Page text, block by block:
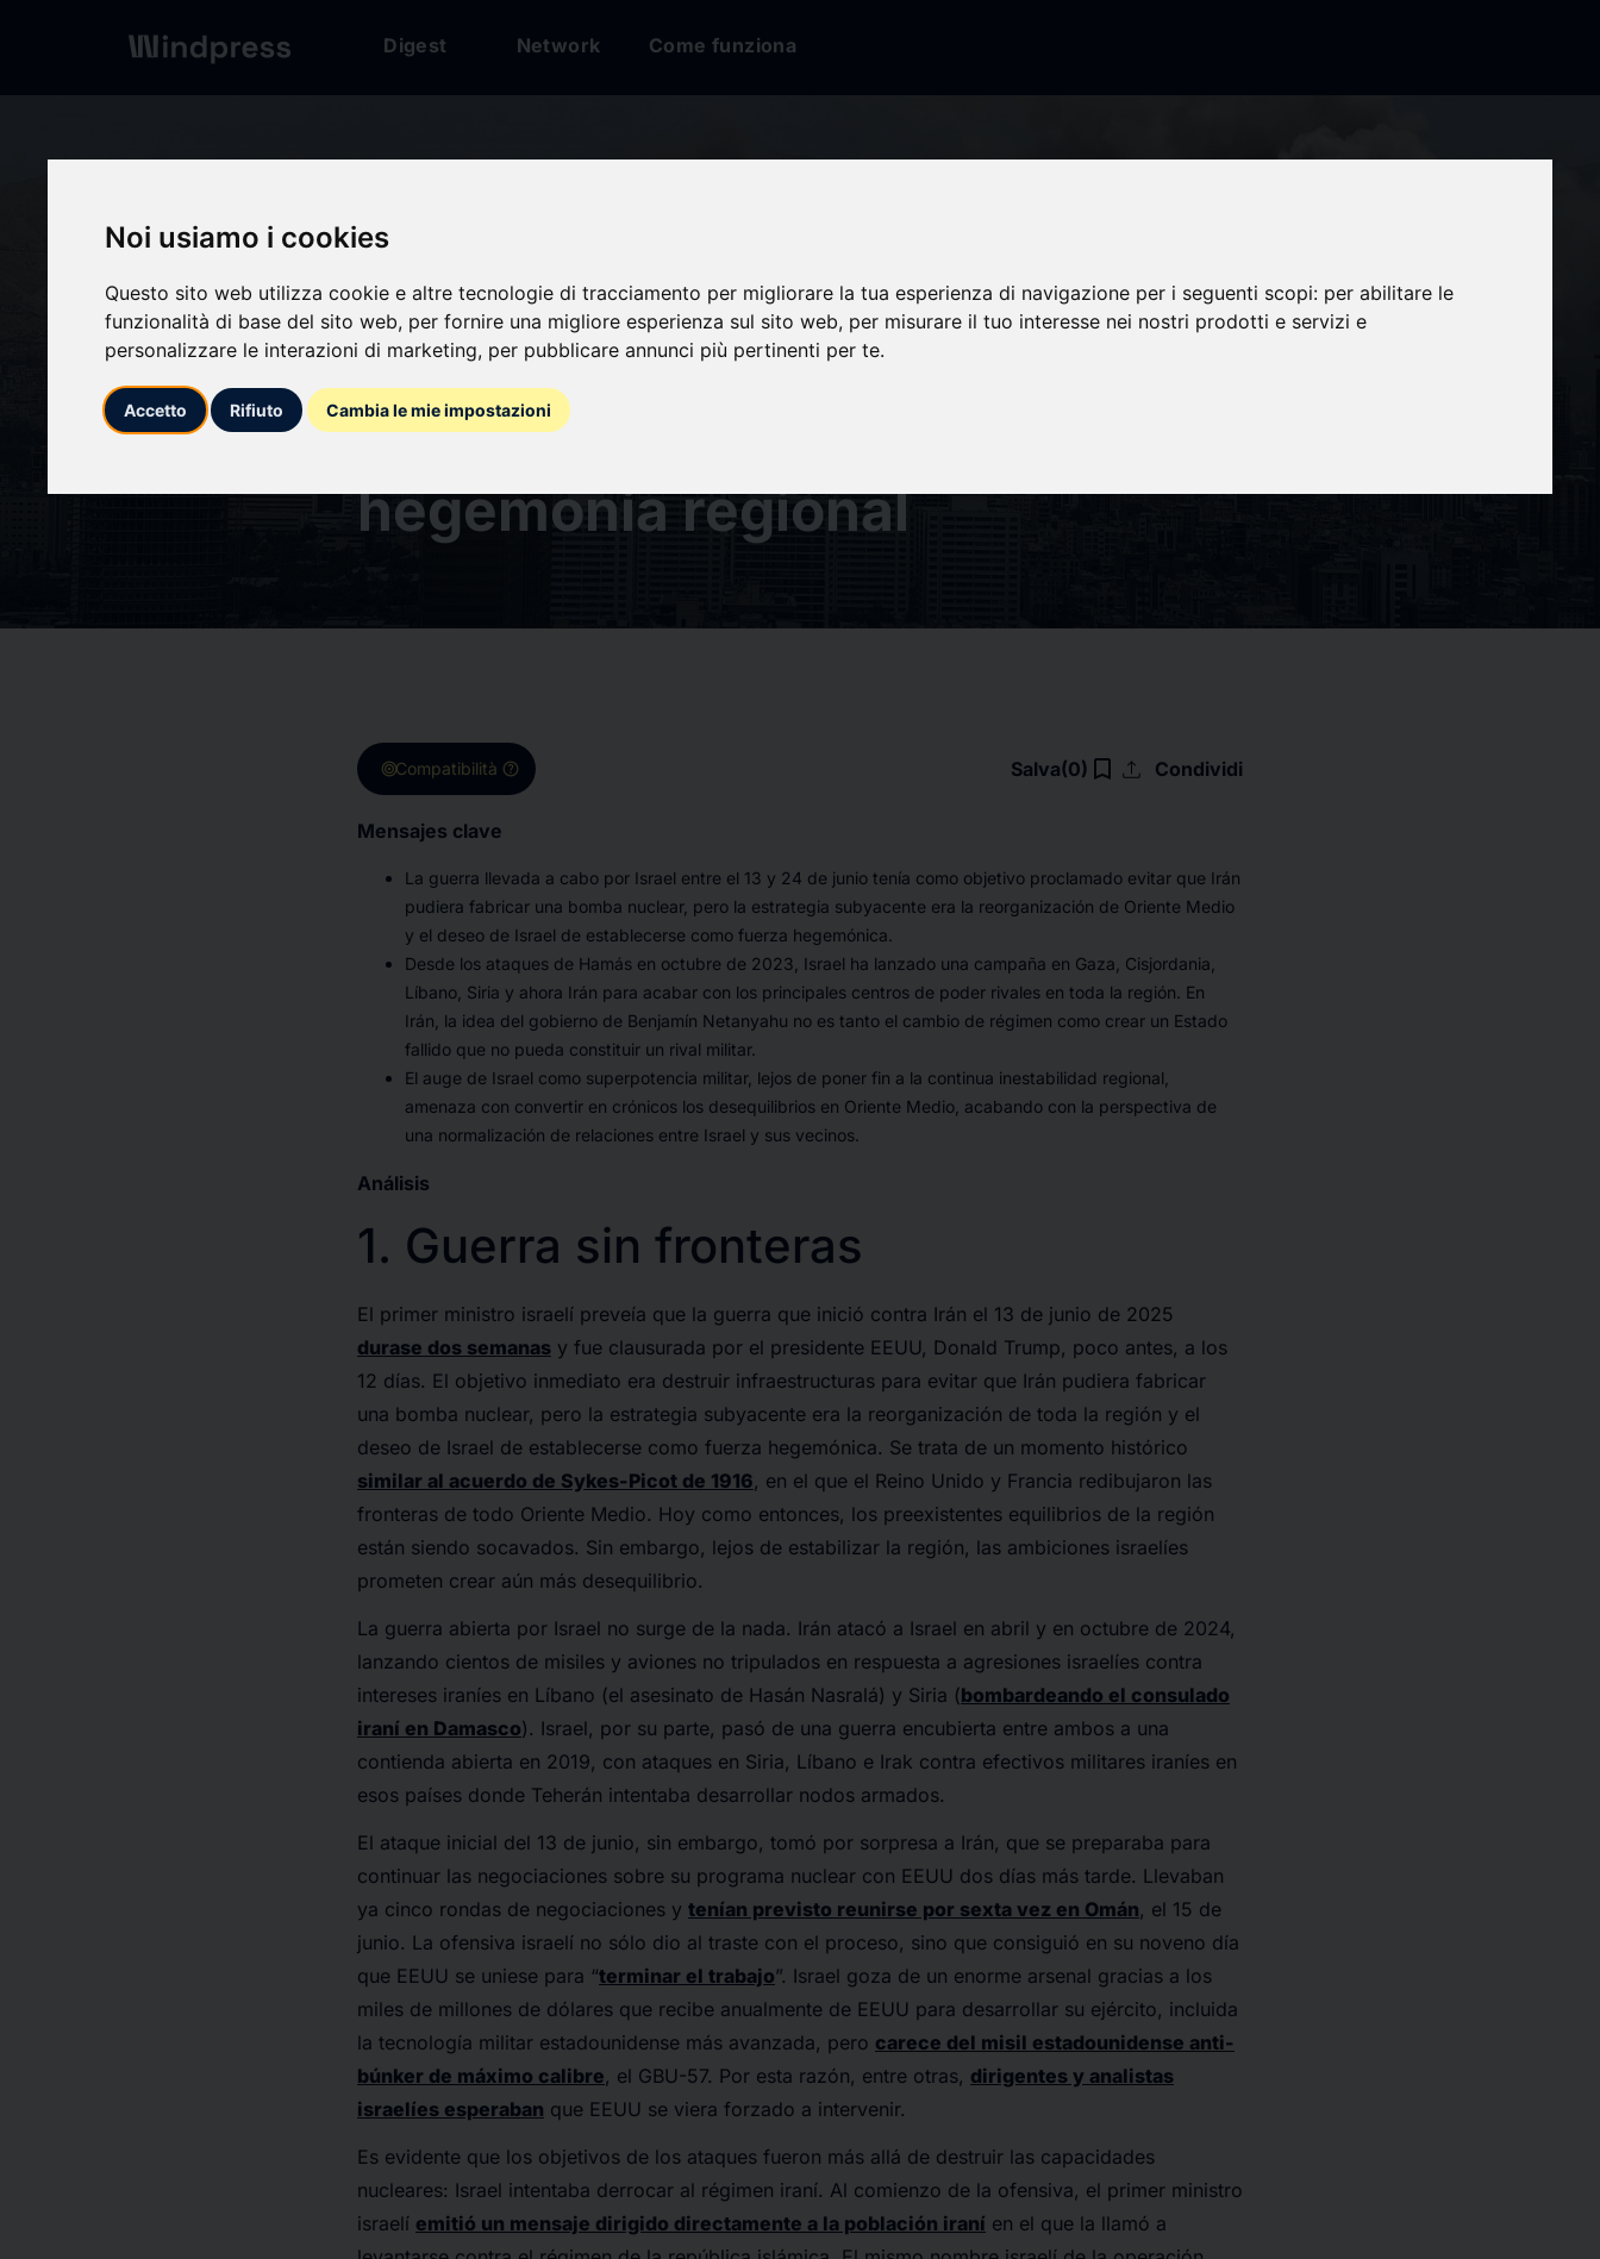
Noi usiamo i cookies
Questo sito web utilizza cookie e altre tecnologie di tracciamento per migliorare la tua esperienza di navigazione per i seguenti scopi: per abilitare le
funzionalità di base del sito web, per fornire una migliore esperienza sul sito web, per misurare il tuo interesse nei nostri prodotti e servizi e
personalizzare le interazioni di marketing, per pubblicare annunci più pertinenti per te.
Accetto Rifiuto Cambia le mie impostazioni
Digest Network Come funziona
calendar_today 22/07/2025
La guerra Israel-Irán por la
hegemonía regional
targetCompatibilità help Salva(0) bookmark_border upload Condividi
Mensajes clave
La guerra llevada a cabo por Israel entre el 13 y 24 de junio tenía como objetivo proclamado evitar que Irán
pudiera fabricar una bomba nuclear, pero la estrategia subyacente era la reorganización de Oriente Medio
y el deseo de Israel de establecerse como fuerza hegemónica.
Desde los ataques de Hamás en octubre de 2023, Israel ha lanzado una campaña en Gaza, Cisjordania,
Líbano, Siria y ahora Irán para acabar con los principales centros de poder rivales en toda la región. En
Irán, la idea del gobierno de Benjamín Netanyahu no es tanto el cambio de régimen como crear un Estado
fallido que no pueda constituir un rival militar.
El auge de Israel como superpotencia militar, lejos de poner fin a la continua inestabilidad regional,
amenaza con convertir en crónicos los desequilibrios en Oriente Medio, acabando con la perspectiva de
una normalización de relaciones entre Israel y sus vecinos.
Análisis
1. Guerra sin fronteras
El primer ministro israelí preveía que la guerra que inició contra Irán el 13 de junio de 2025
durase dos semanas y fue clausurada por el presidente EEUU, Donald Trump, poco antes, a los
12 días. El objetivo inmediato era destruir infraestructuras para evitar que Irán pudiera fabricar
una bomba nuclear, pero la estrategia subyacente era la reorganización de toda la región y el
deseo de Israel de establecerse como fuerza hegemónica. Se trata de un momento histórico
similar al acuerdo de Sykes-Picot de 1916, en el que el Reino Unido y Francia redibujaron las
fronteras de todo Oriente Medio. Hoy como entonces, los preexistentes equilibrios de la región
están siendo socavados. Sin embargo, lejos de estabilizar la región, las ambiciones israelíes
prometen crear aún más desequilibrio.
La guerra abierta por Israel no surge de la nada. Irán atacó a Israel en abril y en octubre de 2024,
lanzando cientos de misiles y aviones no tripulados en respuesta a agresiones israelíes contra
intereses iraníes en Líbano (el asesinato de Hasán Nasralá) y Siria (bombardeando el consulado
iraní en Damasco). Israel, por su parte, pasó de una guerra encubierta entre ambos a una
contienda abierta en 2019, con ataques en Siria, Líbano e Irak contra efectivos militares iraníes en
esos países donde Teherán intentaba desarrollar nodos armados.
El ataque inicial del 13 de junio, sin embargo, tomó por sorpresa a Irán, que se preparaba para
continuar las negociaciones sobre su programa nuclear con EEUU dos días más tarde. Llevaban
ya cinco rondas de negociaciones y tenían previsto reunirse por sexta vez en Omán, el 15 de
junio. La ofensiva israelí no sólo dio al traste con el proceso, sino que consiguió en su noveno día
que EEUU se uniese para “terminar el trabajo”. Israel goza de un enorme arsenal gracias a los
miles de millones de dólares que recibe anualmente de EEUU para desarrollar su ejército, incluida
la tecnología militar estadounidense más avanzada, pero carece del misil estadounidense anti-
búnker de máximo calibre, el GBU-57. Por esta razón, entre otras, dirigentes y analistas
israelíes esperaban que EEUU se viera forzado a intervenir.
Es evidente que los objetivos de los ataques fueron más allá de destruir las capacidades
nucleares: Israel intentaba derrocar al régimen iraní. Al comienzo de la ofensiva, el primer ministro
israelí emitió un mensaje dirigido directamente a la población iraní en el que la llamó a